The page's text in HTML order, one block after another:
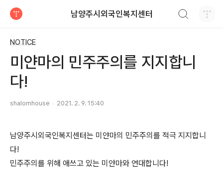
남양주시외국인복지센터
NOTICE
미얀마의 민주주의를 지지합니
다!
shalomhouse 2021. 2. 9. 15:40
남양주시외국인복지센터는 미얀마의 민주주의를 적극 지지합니
다!
민주주의를 위해 애쓰고 있는 미얀마와 연대합니다!